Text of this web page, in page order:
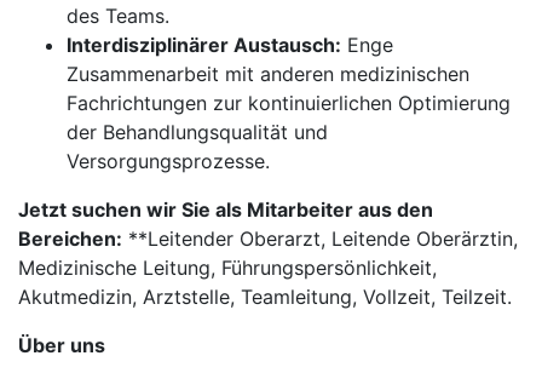
des Teams.
Interdisziplinärer Austausch: Enge
Zusammenarbeit mit anderen medizinischen
Fachrichtungen zur kontinuierlichen Optimierung
der Behandlungsqualität und
Versorgungsprozesse.
Jetzt suchen wir Sie als Mitarbeiter aus den
Bereichen: **Leitender Oberarzt, Leitende Oberärztin,
Medizinische Leitung, Führungspersönlichkeit,
Akutmedizin, Arztstelle, Teamleitung, Vollzeit, Teilzeit.
Über uns